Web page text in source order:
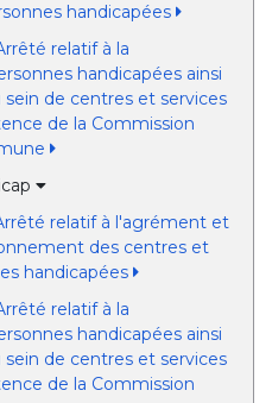
handicapées
relatif à la
handicapées ainsi
sein de centres et services
de la Commission
relatif à l'agrément et
des centres et
handicapées
relatif à la
handicapées ainsi
sein de centres et services
de la Commission